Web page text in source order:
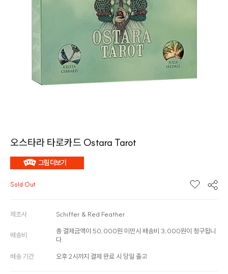
오스타라 타로카드 Ostara Tarot
Sold Out
제조사 Schiffer & Red Feather
배송비
총 결제금액이 50,000원 미만시 배송비 3,000원이 청구됩니
다.
배송 기간 오후 2시까지 결제 완료 시 당일 출고